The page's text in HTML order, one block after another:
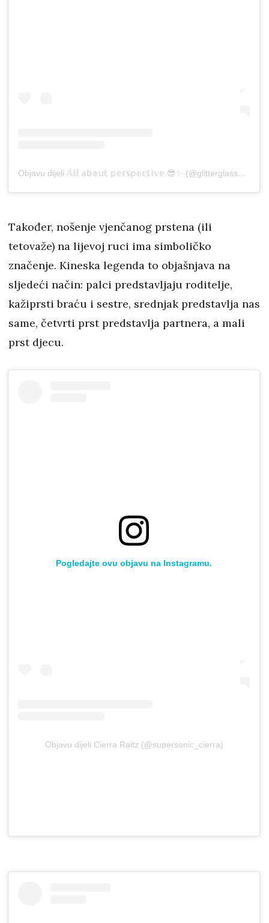
Objavu dijeli 𝔸𝕝𝕝 𝕒𝕓𝕠𝕦𝕥 𝕡𝕖𝕣𝕤𝕡𝕖𝕔𝕥𝕚𝕧𝕖.😎✨ (@glitterglassesjourney)
Također, nošenje vjenčanog prstena (ili
tetovaže) na lijevoj ruci ima simboličko
značenje. Kineska legenda to objašnjava na
sljedeći način: palci predstavljaju roditelje,
kažiprsti braću i sestre, srednjak predstavlja nas
same, četvrti prst predstavlja partnera, a mali
prst djecu.
Pogledajte ovu objavu na Instagramu.
Objavu dijeli Cierra Raitz (@supersonic_cierra)